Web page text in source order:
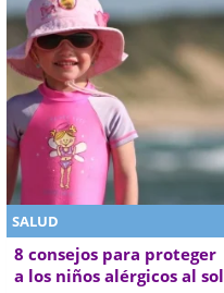
SALUD
8 consejos para proteger
a los niños alérgicos al sol